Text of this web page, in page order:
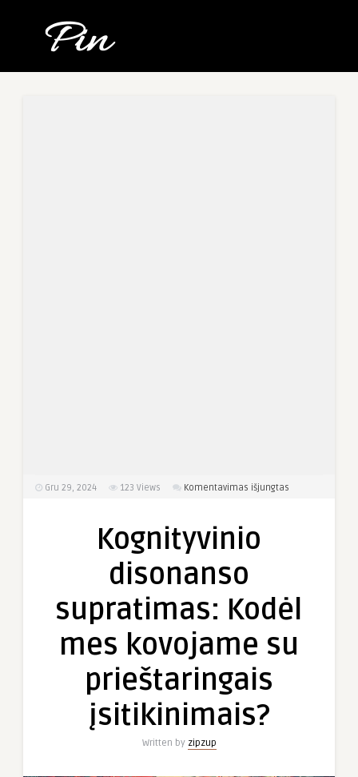
Gru 29, 2024 123 Views Komentavimas išjungtas
su
Kognityvinio
disonanso
supratimas: Kodėl
mes kovojame su
prieštaringais
įsitikinimais?
Written by zipzup